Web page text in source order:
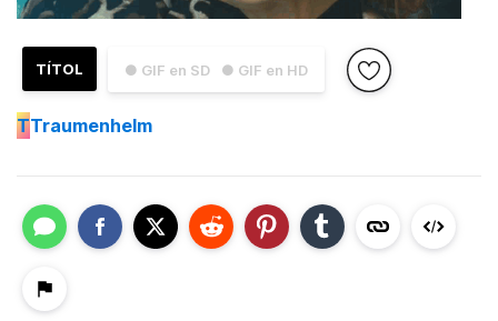
● GIF en SD ● GIF en HD
TÍTOL
TTraumenhelm